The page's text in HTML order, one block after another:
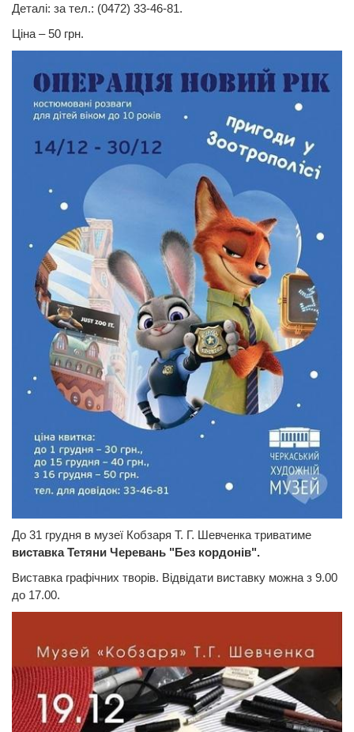
Деталі: за тел.: (0472) 33-46-81.
Ціна – 50 грн.
До 31 грудня в музеї Кобзаря Т. Г. Шевченка триватиме
виставка Тетяни Черевань "Без кордонів".
Виставка графічних творів. Відвідати виставку можна з 9.00
до 17.00.